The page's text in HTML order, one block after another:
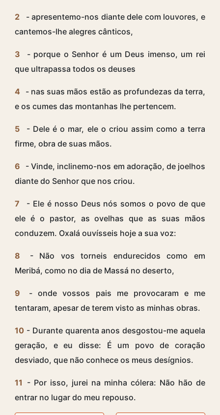
2
- apresentemo-nos diante dele com louvores, e
cantemos-lhe alegres cânticos,
3
- porque o Senhor é um Deus imenso, um rei
que ultrapassa todos os deuses
4
- nas suas mãos estão as profundezas da terra,
e os cumes das montanhas lhe pertencem.
5
- Dele é o mar, ele o criou assim como a terra
firme, obra de suas mãos.
6
- Vinde, inclinemo-nos em adoração, de joelhos
diante do Senhor que nos criou.
7
- Ele é nosso Deus nós somos o povo de que
ele é o pastor, as ovelhas que as suas mãos
conduzem. Oxalá ouvísseis hoje a sua voz:
8
- Não vos torneis endurecidos como em
Meribá, como no dia de Massá no deserto,
9
- onde vossos pais me provocaram e me
tentaram, apesar de terem visto as minhas obras.
10 - Durante quarenta anos desgostou-me aquela
geração, e eu disse: É um povo de coração
desviado, que não conhece os meus desígnios.
11 - Por isso, jurei na minha cólera: Não hão de
entrar no lugar do meu repouso.